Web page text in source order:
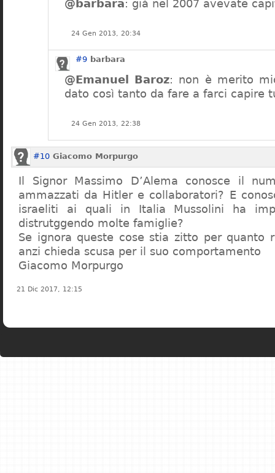
@barbara: già nel 2007 avevate
24 Gen 2013, 20:34
#9 barbara
@Emanuel Baroz: non è merito
dato così tanto da fare a farci capire
24 Gen 2013, 22:38
#10 Giacomo Morpurgo
Il Signor Massimo D’Alema conosce il
ammazzati da Hitler e collaboratori? E
israeliti ai quali in Italia Mussolini ha
distrutggendo molte famiglie?
Se ignora queste cose stia zitto per quanto
anzi chieda scusa per il suo comportamento
Giacomo Morpurgo
21 Dic 2017, 12:15